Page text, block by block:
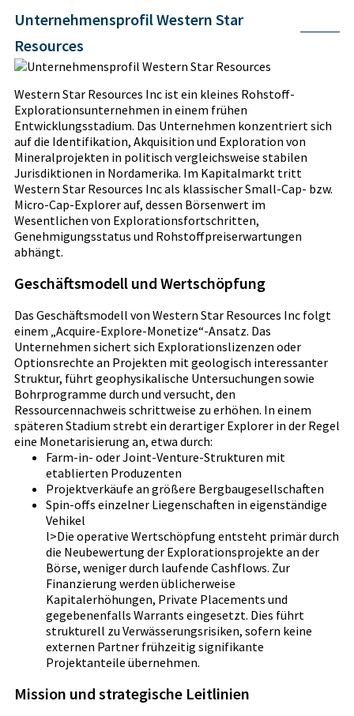
Unternehmensprofil Western Star
Resources
Western Star Resources Inc ist ein kleines Rohstoff-
Explorationsunternehmen in einem frühen
Entwicklungsstadium. Das Unternehmen konzentriert sich
auf die Identifikation, Akquisition und Exploration von
Mineralprojekten in politisch vergleichsweise stabilen
Jurisdiktionen in Nordamerika. Im Kapitalmarkt tritt
Western Star Resources Inc als klassischer Small-Cap- bzw.
Micro-Cap-Explorer auf, dessen Börsenwert im
Wesentlichen von Explorationsfortschritten,
Genehmigungsstatus und Rohstoffpreiserwartungen
abhängt.
Geschäftsmodell und Wertschöpfung
Das Geschäftsmodell von Western Star Resources Inc folgt
einem „Acquire-Explore-Monetize“-Ansatz. Das
Unternehmen sichert sich Explorationslizenzen oder
Optionsrechte an Projekten mit geologisch interessanter
Struktur, führt geophysikalische Untersuchungen sowie
Bohrprogramme durch und versucht, den
Ressourcennachweis schrittweise zu erhöhen. In einem
späteren Stadium strebt ein derartiger Explorer in der Regel
eine Monetarisierung an, etwa durch:
Farm-in- oder Joint-Venture-Strukturen mit
etablierten Produzenten
Projektverkäufe an größere Bergbaugesellschaften
Spin-offs einzelner Liegenschaften in eigenständige
Vehikel
l>Die operative Wertschöpfung entsteht primär durch
die Neubewertung der Explorationsprojekte an der
Börse, weniger durch laufende Cashflows. Zur
Finanzierung werden üblicherweise
Kapitalerhöhungen, Private Placements und
gegebenenfalls Warrants eingesetzt. Dies führt
strukturell zu Verwässerungsrisiken, sofern keine
externen Partner frühzeitig signifikante
Projektanteile übernehmen.
Mission und strategische Leitlinien